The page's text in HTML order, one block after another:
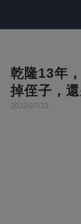
乾隆13年
掉侄子，
2022/07/22